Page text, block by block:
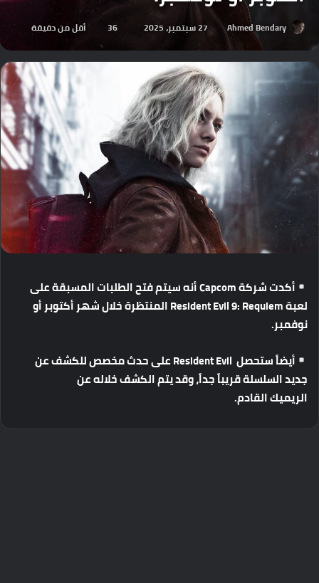
Ahmed Bendary 27 سبتمبر، 2025 36 أقل من دقيقة
أكدتشركة أنهسيتمفتحالطلباتالمسبقةعلى
لعبة
المنتظرةخلالشهرأكتوبرأو
نوفمبر.
أيضاًستحصل Resident Evilعلىحدثمخصصللكشفعن
جديدالسلسلةقريباًجداً،وقديتمالكشفخلالهعن
الريميكالقادم.